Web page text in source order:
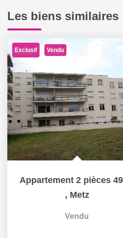
Les biens similaires
Exclusif Vendu
, Metz
Vendu